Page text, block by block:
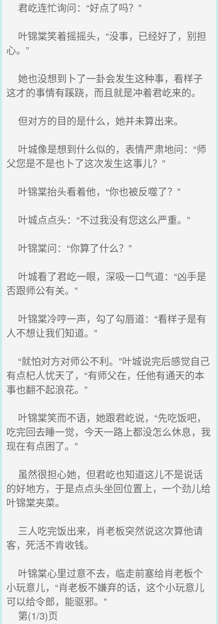
君屹连忙询问：“好点了吗？”
叶锦棠笑着摇摇头，“没事，已经好了，别担
心。”
她也没想到卜了一卦会发生这种事，看样子
这才的事情有蹊跷，而且就是冲着君屹来的。
但对方的目的是什么，她并未算出来。
叶城像是想到什么似的，表情严肃地问：“师
父您是不是也卜了这次发生这事儿？”
叶锦棠抬头看着他，“你也被反噬了？”
叶城点点头：“不过我没有您这么严重。”
叶锦棠问：“你算了什么？”
叶城看了君屹一眼，深吸一口气道：“凶手是
否跟师公有关。”
叶锦棠冷哼一声，勾了勾唇道：“看样子是有
人不想让我们知道。”
“就怕对方对师公不利。”叶城说完后感觉自己
有点杞人忧天了，“有师父在，任他有通天的本
事也翻不起浪花。”
叶锦棠笑而不语，她跟君屹说，“先吃饭吧，
吃完回去睡一觉，今天一路上都没怎么休息，我
现在有点困了。”
虽然很担心她，但君屹也知道这儿不是说话
的好地方，于是点点头坐回位置上，一个劲儿给
叶锦棠夹菜。
三人吃完饭出来，肖老板突然说这次算他请
客，死活不肯收钱。
叶锦棠心里过意不去，临走前塞给肖老板个
小玩意儿，“肖老板不嫌弃的话，这个小玩意儿
可以给令郎，能驱邪。”
第(1/3)页